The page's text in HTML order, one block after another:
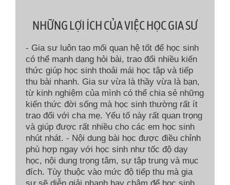
NHỮNG LỢI ÍCH CỦA VIỆC HỌC GIA SƯ
- Gia sư luôn tạo mối quan hệ tốt để học sinh
có thể mạnh dạng hỏi bài, trao đổi nhiều kiến
thức giúp học sinh thoải mái học tập và tiếp
thu bài nhanh. Gia sư vừa là thầy vừa là bạn,
từ kinh nghiệm của mình có thể chia sẻ những
kiến thức đời sống mà học sinh thường rất ít
trao đổi với cha mẹ. Yếu tố này rất quan trọng
và giúp được rất nhiều cho các em học sinh
nhút nhát. - Nội dung bài học được điều chỉnh
phù hợp ngay với học sinh như tốc độ dạy
học, nội dung trọng tâm, sự tập trung và mục
đích. Tùy thuộc vào mức độ tiếp thu mà gia